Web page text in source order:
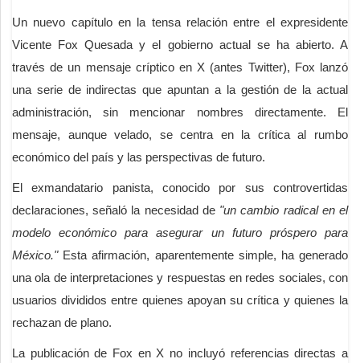
Un nuevo capítulo en la tensa relación entre el expresidente
Vicente Fox Quesada y el gobierno actual se ha abierto. A
través de un mensaje críptico en X (antes Twitter), Fox lanzó
una serie de indirectas que apuntan a la gestión de la actual
administración, sin mencionar nombres directamente. El
mensaje, aunque velado, se centra en la crítica al rumbo
económico del país y las perspectivas de futuro.
El exmandatario panista, conocido por sus controvertidas
declaraciones, señaló la necesidad de "un cambio radical en el
modelo económico para asegurar un futuro próspero para
México."Esta afirmación, aparentemente simple, ha generado
una ola de interpretaciones y respuestas en redes sociales, con
usuarios divididos entre quienes apoyan su crítica y quienes la
rechazan de plano.
La publicación de Fox en X no incluyó referencias directas a